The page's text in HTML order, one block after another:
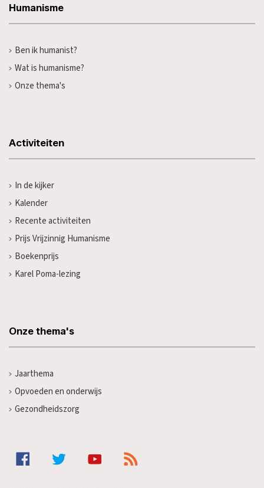
Humanisme
Ben ik humanist?
Wat is humanisme?
Onze thema's
Activiteiten
In de kijker
Kalender
Recente activiteiten
Prijs Vrijzinnig Humanisme
Boekenprijs
Karel Poma-lezing
Onze thema's
Jaarthema
Opvoeden en onderwijs
Gezondheidszorg